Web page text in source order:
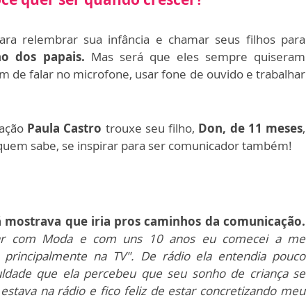
relembrar sua infância e chamar seus filhos para
dos papais. Mas será que eles sempre quiseram
de falar no microfone, usar fone de ouvido e trabalhar
Paula Castro trouxe seu filho, Don, de 11 meses,
sabe, se inspirar para ser comunicador também!
mostrava que iria pros caminhos da comunicação.
com Moda e com uns 10 anos eu comecei a me
principalmente na TV". De rádio ela entendia pouco
que ela percebeu que seu sonho de criança se
na rádio e fico feliz de estar concretizando meu